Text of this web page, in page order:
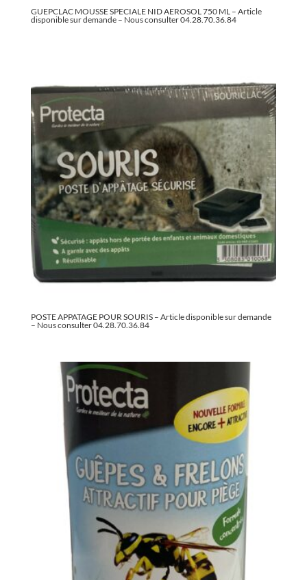
GUEPCLAC MOUSSE SPECIALE NID AEROSOL 750 ML – Article
disponible sur demande – Nous consulter 04.28.70.36.84
POSTE APPATAGE POUR SOURIS – Article disponible sur demande
– Nous consulter 04.28.70.36.84